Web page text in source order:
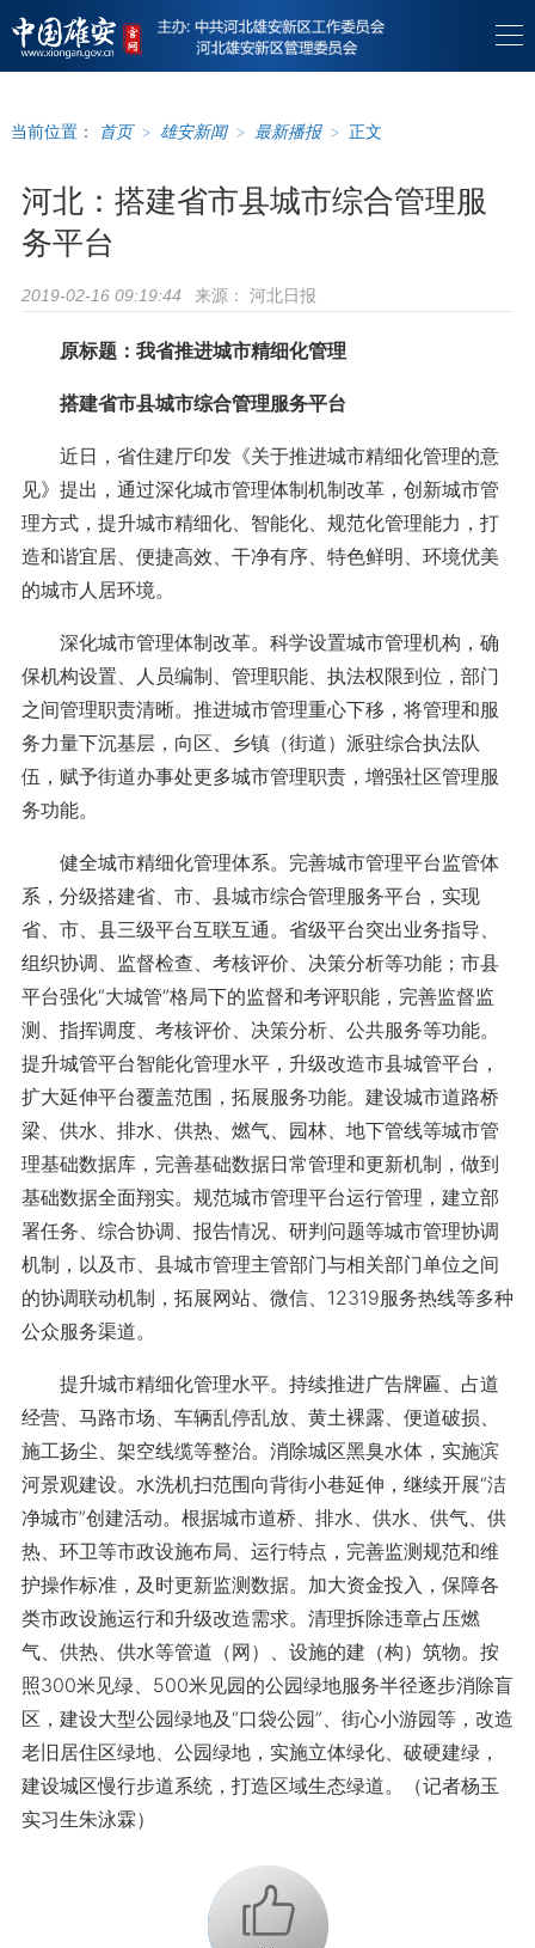
当前位置： 首页 > 雄安新闻 > 最新播报 > 正文
河北：搭建省市县城市综合管理服
务平台
2019-02-16 09:19:44 来源： 河北日报
原标题：我省推进城市精细化管理
搭建省市县城市综合管理服务平台
近日，省住建厅印发《关于推进城市精细化管理的意
见》提出，通过深化城市管理体制机制改革，创新城市管
理方式，提升城市精细化、智能化、规范化管理能力，打
造和谐宜居、便捷高效、干净有序、特色鲜明、环境优美
的城市人居环境。
深化城市管理体制改革。科学设置城市管理机构，确
保机构设置、人员编制、管理职能、执法权限到位，部门
之间管理职责清晰。推进城市管理重心下移，将管理和服
务力量下沉基层，向区、乡镇（街道）派驻综合执法队
伍，赋予街道办事处更多城市管理职责，增强社区管理服
务功能。
健全城市精细化管理体系。完善城市管理平台监管体
系，分级搭建省、市、县城市综合管理服务平台，实现
省、市、县三级平台互联互通。省级平台突出业务指导、
组织协调、监督检查、考核评价、决策分析等功能；市县
平台强化“大城管”格局下的监督和考评职能，完善监督监
测、指挥调度、考核评价、决策分析、公共服务等功能。
提升城管平台智能化管理水平，升级改造市县城管平台，
扩大延伸平台覆盖范围，拓展服务功能。建设城市道路桥
梁、供水、排水、供热、燃气、园林、地下管线等城市管
理基础数据库，完善基础数据日常管理和更新机制，做到
基础数据全面翔实。规范城市管理平台运行管理，建立部
署任务、综合协调、报告情况、研判问题等城市管理协调
机制，以及市、县城市管理主管部门与相关部门单位之间
的协调联动机制，拓展网站、微信、12319服务热线等多种
公众服务渠道。
提升城市精细化管理水平。持续推进广告牌匾、占道
经营、马路市场、车辆乱停乱放、黄土裸露、便道破损、
施工扬尘、架空线缆等整治。消除城区黑臭水体，实施滨
河景观建设。水洗机扫范围向背街小巷延伸，继续开展“洁
净城市”创建活动。根据城市道桥、排水、供水、供气、供
热、环卫等市政设施布局、运行特点，完善监测规范和维
护操作标准，及时更新监测数据。加大资金投入，保障各
类市政设施运行和升级改造需求。清理拆除违章占压燃
气、供热、供水等管道（网）、设施的建（构）筑物。按
照300米见绿、500米见园的公园绿地服务半径逐步消除盲
区，建设大型公园绿地及“口袋公园”、街心小游园等，改造
老旧居住区绿地、公园绿地，实施立体绿化、破硬建绿，
建设城区慢行步道系统，打造区域生态绿道。（记者杨玉
实习生朱泳霖）
+1